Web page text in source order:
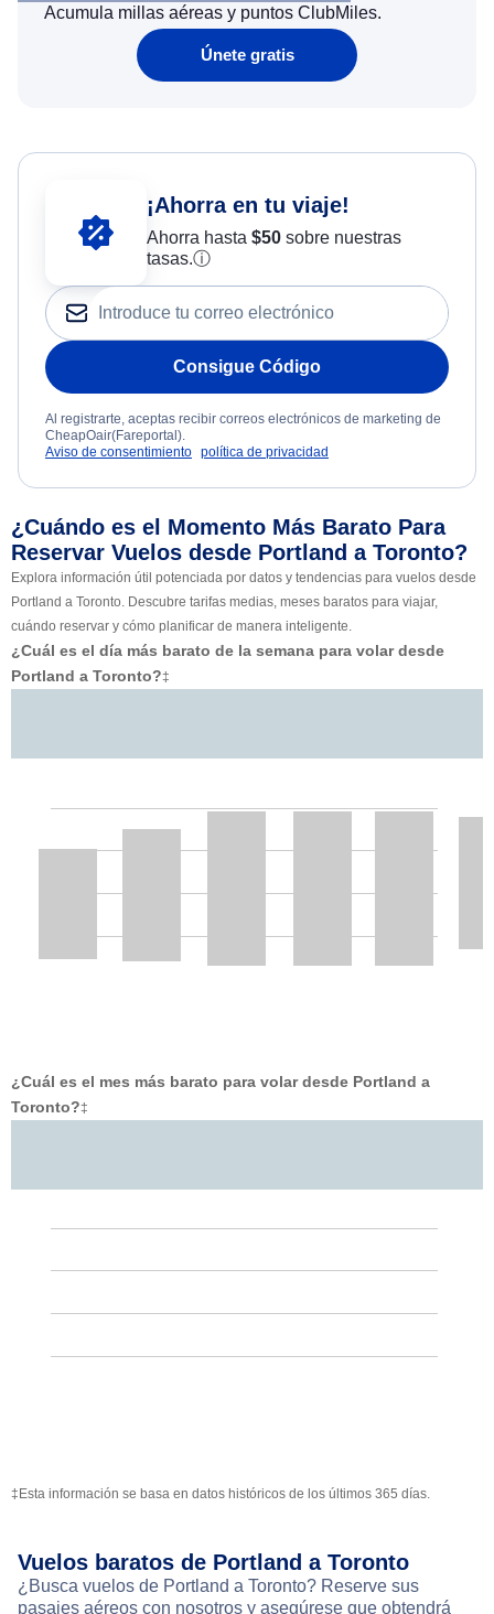
Acumula millas aéreas y puntos ClubMiles.
Únete gratis
¡Ahorra en tu viaje!
Ahorra hasta $50sobre nuestras
tasas.ⓘ
Consigue Código
Al registrarte, aceptas recibir correos electrónicos de marketing de
CheapOair(Fareportal).
Aviso de consentimiento política de privacidad
¿Cuándo es el Momento Más Barato Para
Reservar Vuelos desde Portland a Toronto?
Explora información útil potenciada por datos y tendencias para vuelos desde
Portland a Toronto. Descubre tarifas medias, meses baratos para viajar,
cuándo reservar y cómo planificar de manera inteligente.
¿Cuál es el día más barato de la semana para volar desde
Portland a Toronto?‡
¿Cuál es el mes más barato para volar desde Portland a
Toronto?‡
‡Esta información se basa en datos históricos de los últimos 365 días.
Vuelos baratos de Portland a Toronto
¿Busca vuelos de Portland a Toronto? Reserve sus
pasajes aéreos con nosotros y asegúrese que obtendrá